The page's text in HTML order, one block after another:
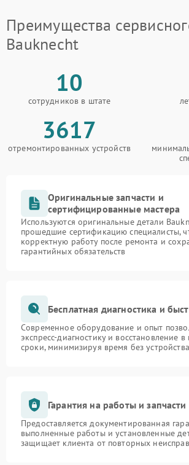
Преимущества
Bauknecht
10
сотрудников в штате
3617
отремонтированных устройств
Оригинальные запчасти и
сертифицированные мастера
Используются оригинальные детали
прошедшие сертификацию специалисты,
корректную работу после ремонта и
гарантийных обязательств
Бесплатная диагностика и
Современное оборудование и опыт
экспресс-диагностику и восстановление
сроки, минимизируя время без устройства
Гарантия на работы и запчасти
Предоставляется документированная
выполненные работы и установленные
защищает клиента от повторных